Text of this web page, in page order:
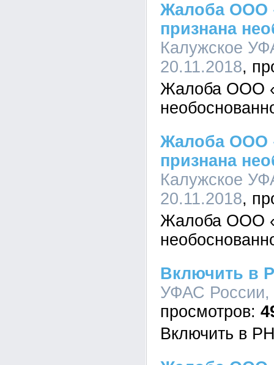
Жалоба ООО
признана
Калужское
20.11.2018
Жалоба ООО
Жалоба ООО
признана
Калужское
20.11.2018
Жалоба ООО
Включить в
УФАС России,
Включить в